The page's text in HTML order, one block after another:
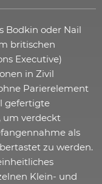
Bodkin oder Nail
britischen
Executive)
in Zivil
Parierelement
gefertigte
um verdeckt
als
zu werden.
Klein- und